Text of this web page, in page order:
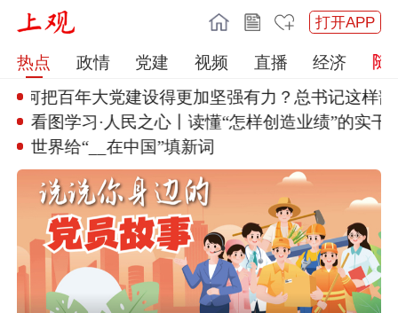
打开APP
热点 政情 党建 视频 直播
经济
把百年大党建设得更加坚强有力？总书记这样部署
看图学习·人民之心丨读懂“怎样创造业绩”的实干
世界给“__在中国”填新词
任前公示半年后，胡瑞连主动投案